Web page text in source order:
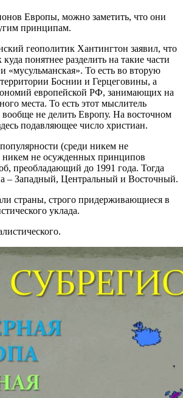
Европы, можно заметить, что они
принципам.
геополитик Хантингтон заявил, что
понятнее разделить на такие части
«мусульманская». То есть во вторую
Боснии и Герцеговины, а
европейской РФ, занимающих на
места. То есть этот мыслитель
вообще не делить Европу. На восточном
подавляющее число христиан.
(среди никем не
не осужденных принципов
преобладающий до 1991 года. Тогда
– Западный, Центральный и Восточный.
страны, строго придерживающиеся в
уклада.